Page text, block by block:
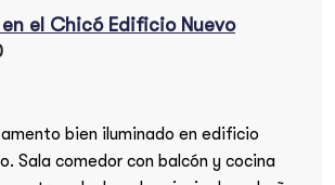
el Chicó Edificio Nuevo
bien iluminado en edificio
Sala comedor con balcón y cocina